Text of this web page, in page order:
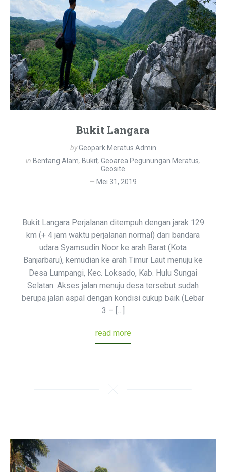
Bukit Langara
byGeopark Meratus Admin
in Bentang Alam, Bukit, Geoarea Pegunungan Meratus,
Geosite
Mei 31, 2019
Bukit Langara Perjalanan ditempuh dengan jarak 129
km (+ 4 jam waktu perjalanan normal) dari bandara
udara Syamsudin Noor ke arah Barat (Kota
Banjarbaru), kemudian ke arah Timur Laut menuju ke
Desa Lumpangi, Kec. Loksado, Kab. Hulu Sungai
Selatan. Akses jalan menuju desa tersebut sudah
berupa jalan aspal dengan kondisi cukup baik (Lebar
3 – […]
read more